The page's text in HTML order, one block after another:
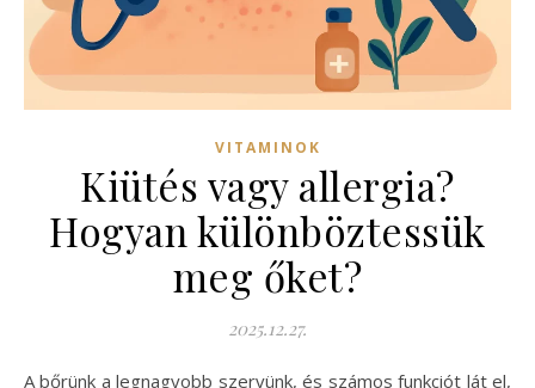
VITAMINOK
Kiütés vagy allergia?
Hogyan különböztessük
meg őket?
2025.12.27.
A bőrünk a legnagyobb szervünk, és számos funkciót lát el,